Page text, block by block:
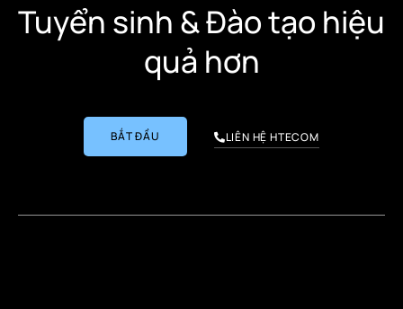
Tuyển sinh & Đào tạo hiệu
quả hơn
BẮT ĐẦU LIÊN HỆ HTECOM